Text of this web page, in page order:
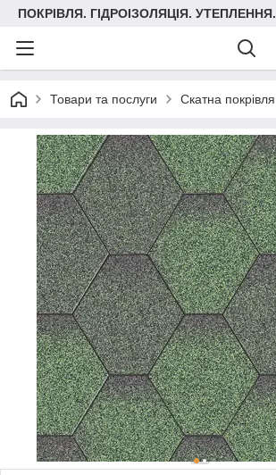
ПОКРІВЛЯ. ГІДРОІЗОЛЯЦІЯ. УТЕПЛЕННЯ.
Товари та послуги Скатна покрівля